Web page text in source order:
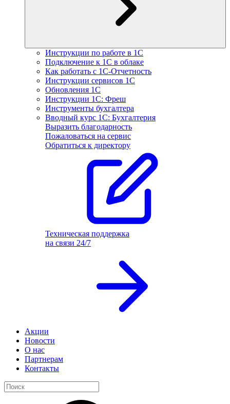
Инструкции по работе в 1С
Подключение к 1С в облаке
Как работать с 1С‑Отчетность
Инструкции сервисов 1С
Обновления 1С
Инструкции 1С: Фреш
Инструменты бухгалтера
Вводный курс 1С: Бухгалтерия
Выразить благодарность
Пожаловаться на сервис
Обратиться к директору
Техническая поддержка
на связи 24/7
Акции
Новости
О нас
Партнерам
Контакты